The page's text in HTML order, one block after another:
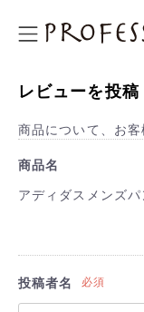
プロフェッサー
レビューを投稿
商品について、お客
商品名
アディダスメンズ
投稿者名 必須